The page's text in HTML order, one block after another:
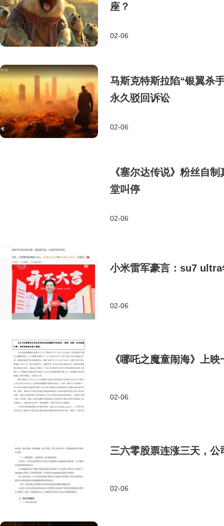
座？
02-06
马斯克特斯拉陷“银翼杀
永久驳回诉讼
02-06
《塞尔达传说》粉丝自
堂叫停
02-06
小米雷军豪言：su7
02-06
《哪吒之魔童闹海》上
02-06
三六零股票连涨三天，
02-06